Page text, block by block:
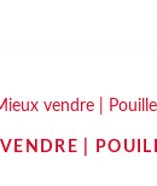
vendre |
|